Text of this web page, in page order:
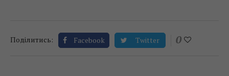
Поділитись: Facebook Twitter 0